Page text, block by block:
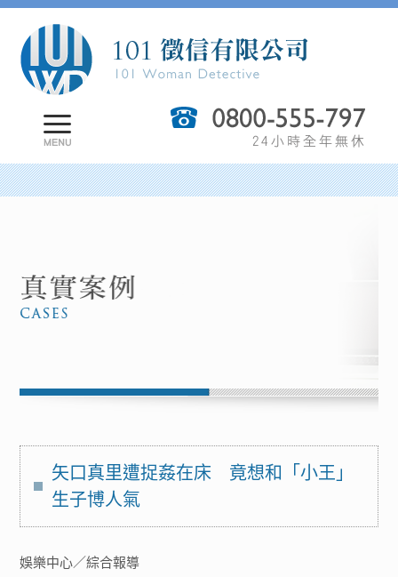
矢口真里遭捉姦在床 竟想和「小王」
生子博人氣
娛樂中心／綜合報導